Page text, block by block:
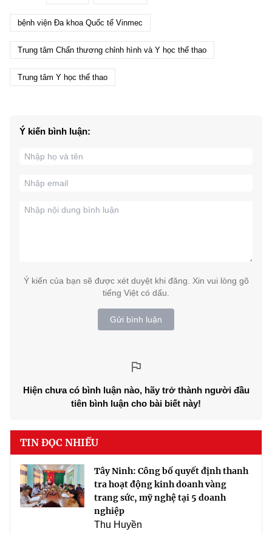
bệnh viện Đa khoa Quốc tế Vinmec
Trung tâm Chấn thương chỉnh hình và Y học thể thao
Trung tâm Y học thể thao
Ý kiến bình luận:
Ý kiến của bạn sẽ được xét duyệt khi đăng. Xin vui lòng gõ
tiếng Việt có dấu.
Gửi bình luận
Hiện chưa có bình luận nào, hãy trở thành người đầu
tiên bình luận cho bài biết này!
TIN ĐỌC NHIỀU
Tây Ninh: Công bố quyết định thanh
tra hoạt động kinh doanh vàng
trang sức, mỹ nghệ tại 5 doanh
nghiệp
Thu Huyền